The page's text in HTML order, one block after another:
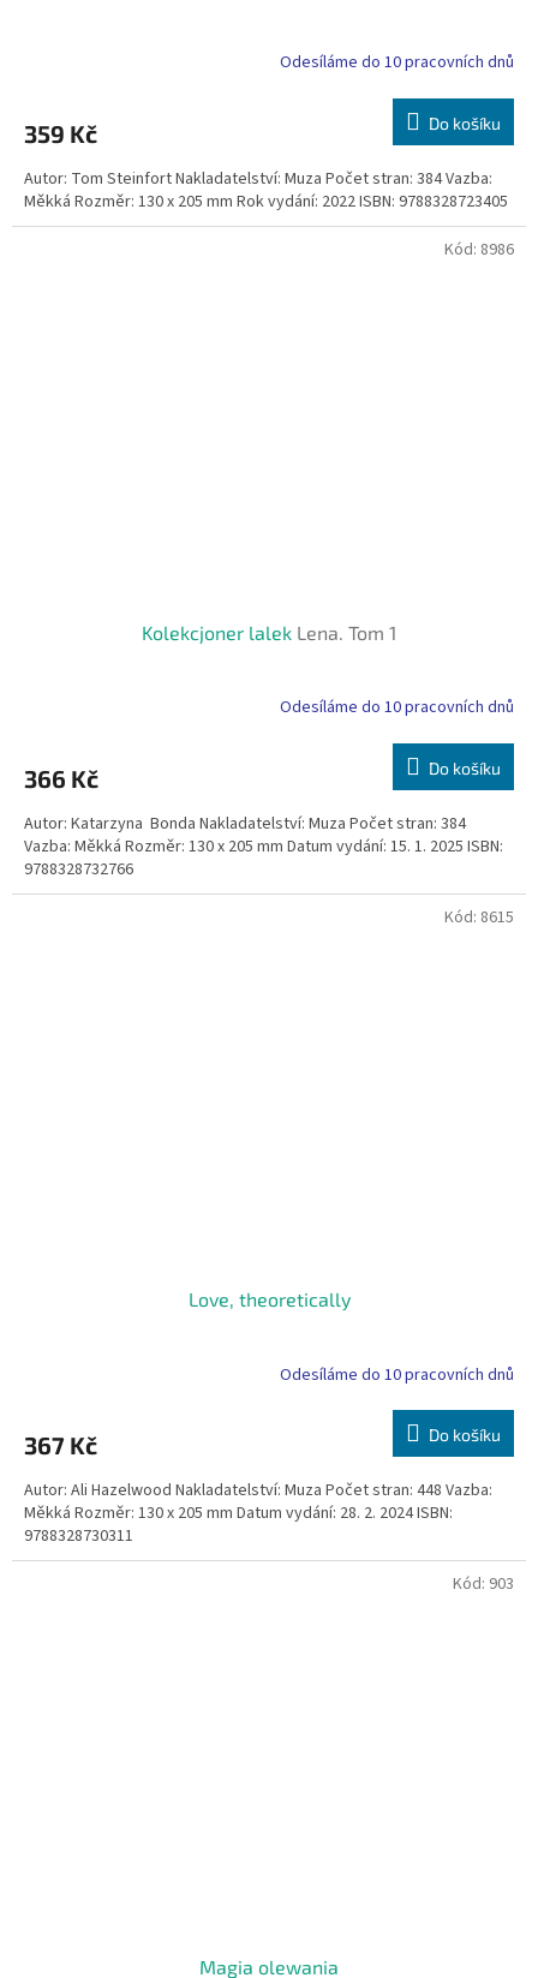
Odesíláme do 10 pracovních dnů
359 Kč Do košíku
Autor: Tom Steinfort Nakladatelství: Muza Počet stran: 384 Vazba:
Měkká Rozměr: 130 x 205 mm Rok vydání: 2022 ISBN: 9788328723405
Kolekcjoner lalek Lena. Tom 1
Odesíláme do 10 pracovních dnů
366 Kč Do košíku
Autor: Katarzyna Bonda Nakladatelství: Muza Počet stran: 384
Vazba: Měkká Rozměr: 130 x 205 mm Datum vydání: 15. 1. 2025 ISBN:
9788328732766
Kód: 8986
Love, theoretically
Odesíláme do 10 pracovních dnů
367 Kč Do košíku
Autor: Ali Hazelwood Nakladatelství: Muza Počet stran: 448 Vazba:
Měkká Rozměr: 130 x 205 mm Datum vydání: 28. 2. 2024 ISBN:
9788328730311
Kód: 8615
Magia olewania
Kód: 903